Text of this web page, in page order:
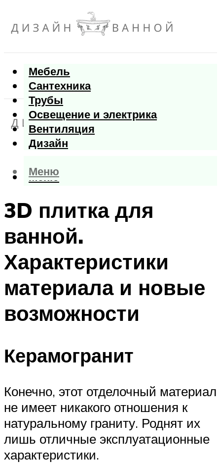
Мебель
Сантехника
Трубы
Освещение и электрика
Вентиляция
Дизайн
Меню
Меню
3D плитка для
ванной.
Характеристики
материала и новые
возможности
Керамогранит
Конечно, этот отделочный материал
не имеет никакого отношения к
натуральному граниту. Роднят их
лишь отличные эксплуатационные
характеристики.